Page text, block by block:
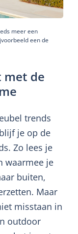
meer een
een de
met de
trends
je op de
Zo lees je
waarmee je
buiten,
Maar
misstaan in
outdoor